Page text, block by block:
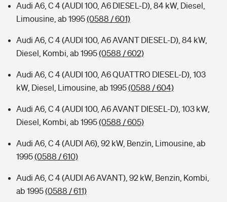
Audi A6, C 4 (AUDI 100, A6 DIESEL-D), 84 kW, Diesel,
Limousine, ab 1995(0588 / 601)
Audi A6, C 4 (AUDI 100, A6 AVANT DIESEL-D), 84 kW,
Diesel, Kombi, ab 1995(0588 / 602)
Audi A6, C 4 (AUDI 100, A6 QUATTRO DIESEL-D), 103
kW, Diesel, Limousine, ab 1995(0588 / 604)
Audi A6, C 4 (AUDI 100, A6 AVANT DIESEL-D), 103 kW,
Diesel, Kombi, ab 1995(0588 / 605)
Audi A6, C 4 (AUDI A6), 92 kW, Benzin, Limousine, ab
1995(0588 / 610)
Audi A6, C 4 (AUDI A6 AVANT), 92 kW, Benzin, Kombi,
ab 1995(0588 / 611)